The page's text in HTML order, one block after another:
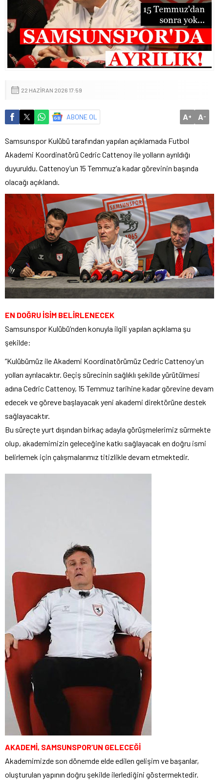
22 HAZIRAN 2026 17:59
ABONE OL A+ A-
Samsunspor Kulübü tarafından yapılan açıklamada Futbol
Akademi Koordinatörü Cedric Cattenoy ile yolların ayrıldığı
duyuruldu. Cattenoy’un 15 Temmuz’a kadar görevinin başında
olacağı açıklandı.
EN DOĞRU İSİM BELİRLENECEK
Samsunspor Kulübü’nden konuyla ilgili yapılan açıklama şu
şekilde:
“Kulübümüz ile Akademi Koordinatörümüz Cedric Cattenoy’un
yolları ayrılacaktır. Geçiş sürecinin sağlıklı şekilde yürütülmesi
adına Cedric Cattenoy, 15 Temmuz tarihine kadar görevine devam
edecek ve göreve başlayacak yeni akademi direktörüne destek
sağlayacaktır.
Bu süreçte yurt dışından birkaç adayla görüşmelerimiz sürmekte
olup, akademimizin geleceğine katkı sağlayacak en doğru ismi
belirlemek için çalışmalarımız titizlikle devam etmektedir.
AKADEMİ, SAMSUNSPOR’UN GELECEĞİ
Akademimizde son dönemde elde edilen gelişim ve başarılar,
oluşturulan yapının doğru şekilde ilerlediğini göstermektedir.